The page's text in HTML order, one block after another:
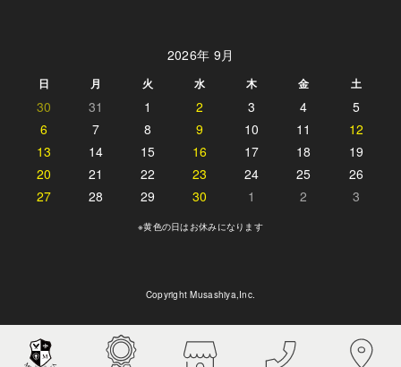
2026年 9月
日 月 火 水 木 金 土
30 31 1 2 3 4
5
6
7 8 9 10 11
12
13
14 15 16 17 18
19
20
21 22 23 24 25
26
27
28 29 30 1 2 3
※黄色の日はお休みになります
Copyright Musashiya,Inc.